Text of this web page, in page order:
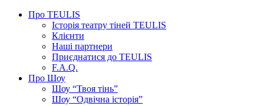
Про TEULIS
Історія театру тіней TEULIS
Клієнти
Наші партнери
Приєднатися до TEULIS
F.A.Q.
Про Шоу
Шоу “Твоя тінь”
Шоу “Одвічна історія”